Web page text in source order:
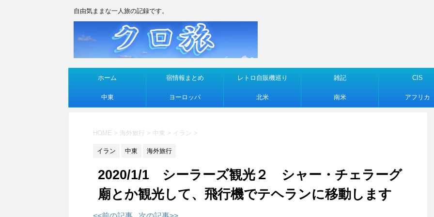
自由気ままな一人旅の記録です。
ホーム 宿情報まとめ レトロ自販機巡り 雑記 CIS
中東 ヨーロッパ 北米 南米 アフリカ
HOME > 海外旅行 > 中東 > イラン >
イラン 中東 海外旅行
2020/1/1 シーラーズ観光２ シャー・チェラーグ
廟とか観光して、飛行機でテヘランに移動します